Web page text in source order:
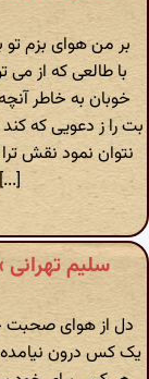
بر من هوای بزم
با طالعی که از
خوبان به خاطر
بت را ز دعویی که
نتوان نمود نقش
سلیم تهرانی
دل از هوای صحبت
یک کس درون